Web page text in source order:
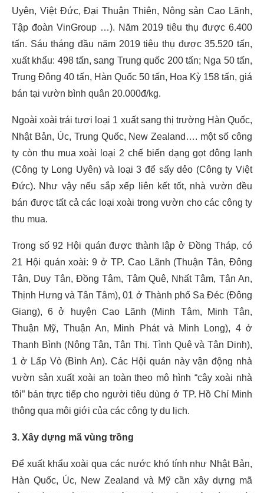
Uyên, Việt Đức, Đại Thuận Thiên, Nông sản Cao Lãnh,
Tập đoàn VinGroup …). Năm 2019 tiêu thụ được 6.400
tấn. Sáu tháng đầu năm 2019 tiêu thụ được 35.520 tấn,
xuất khẩu: 498 tấn, sang Trung quốc 200 tấn; Nga 50 tấn,
Trung Đông 40 tấn, Hàn Quốc 50 tấn, Hoa Kỳ 158 tấn, giá
bán tại vườn bình quân 20.000đ/kg.
Ngoài xoài trái tươi loại 1 xuất sang thị trường Hàn Quốc,
Nhật Bản, Úc, Trung Quốc, New Zealand…. một số công
ty còn thu mua xoài loại 2 chế biến dạng gọt đông lạnh
(Công ty Long Uyên) và loại 3 để sấy dẻo (Công ty Việt
Đức). Như vậy nếu sắp xếp liên kết tốt, nhà vườn đều
bán được tất cả các loại xoài trong vườn cho các công ty
thu mua.
Trong số 92 Hội quán được thành lập ở Đồng Tháp, có
21 Hội quán xoài: 9 ở TP. Cao Lãnh (Thuận Tân, Đông
Tân, Duy Tân, Đồng Tâm, Tâm Quê, Nhất Tâm, Tân An,
Thịnh Hưng và Tân Tâm), 01 ở Thành phố Sa Đéc (Đông
Giang), 6 ở huyện Cao Lãnh (Minh Tâm, Minh Tân,
Thuận Mỹ, Thuận An, Minh Phát và Minh Long), 4 ở
Thanh Bình (Nông Tân, Tân Thị. Tình Quê và Tân Dinh),
1 ở Lấp Vò (Bình An). Các Hội quán này vận động nhà
vườn sản xuất xoài an toàn theo mô hình “cây xoài nhà
tôi” bán trực tiếp cho người tiêu dùng ở TP. Hồ Chí Minh
thông qua môi giới của các công ty du lịch.
3. Xây dựng mã vùng trồng
Để xuất khẩu xoài qua các nước khó tính như Nhật Bản,
Hàn Quốc, Úc, New Zealand và Mỹ cần xây dựng mã